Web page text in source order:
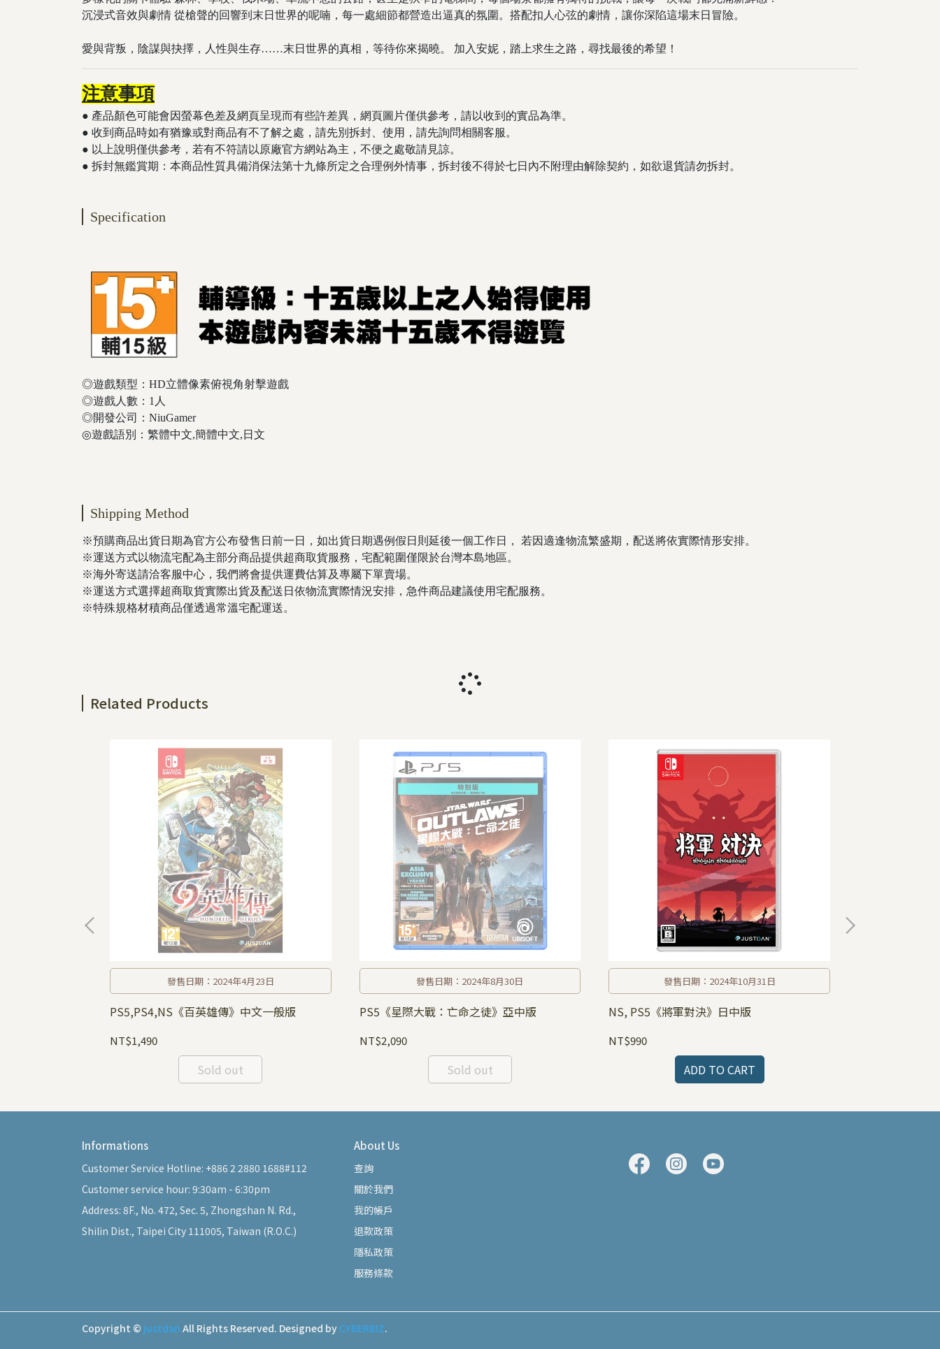
沉浸式音效與劇情 從槍聲的回響到末日世界的呢喃，每一處細節都營造出逼真的氛圍。搭配扣人心弦的劇情，讓你深陷這場末日冒險。
愛與背叛，陰謀與抉擇，人性與生存……末日世界的真相，等待你來揭曉。 加入安妮，踏上求生之路，尋找最後的希望！
注意事項
● 產品顏色可能會因螢幕色差及網頁呈現而有些許差異，網頁圖片僅供參考，請以收到的實品為準。
● 收到商品時如有猶豫或對商品有不了解之處，請先別拆封、使用，請先詢問相關客服。
● 以上說明僅供參考，若有不符請以原廠官方網站為主，不便之處敬請見諒。
​​​​​● 拆封無鑑賞期：本商品性質具備消保法第十九條所定之合理例外情事，拆封後不得於七日內不附理由解除契約，如欲退貨請勿拆封。
Specification
◎遊戲類型：HD立體像素俯視角射擊遊戲
◎遊戲人數：1人
◎開發公司：NiuGamer
◎遊戲語別：繁體中文,簡體中文,日文
Shipping Method
※預購商品出貨日期為官方公布發售日前一日，如出貨日期遇例假日則延後一個工作日， 若因適逢物流繁盛期，配送將依實際情形安排。
※運送方式以物流宅配為主部分商品提供超商取貨服務，宅配範圍僅限於台灣本島地區。
※海外寄送請洽客服中心，我們將會提供運費估算及專屬下單賣場。
※運送方式選擇超商取貨實際出貨及配送日依物流實際情況安排，急件商品建議使用宅配服務。
※特殊規格材積商品僅透過常溫宅配運送。
Related Products
發售日期：2024年4月23日
PS5,PS4,NS《百英雄傳》中文一般版
NT$1,490
Sold out
發售日期：2024年8月30日
PS5《星際大戰：亡命之徒》亞中版
NT$2,090
Sold out
發售日期：2024年10月31日
NS, PS5《將軍對決》日中版
NT$990
ADD TO CART
Informations
Customer Service Hotline: +886 2 2880 1688#112
Customer service hour: 9:30am - 6:30pm
Address: 8F., No. 472, Sec. 5, Zhongshan N. Rd.,
Shilin Dist., Taipei City 111005, Taiwan (R.O.C.)
About Us
查詢
關於我們
我的帳戶
退款政策
隱私政策
服務條款
Copyright © justdan All Rights Reserved. Designed by CYBERBIZ.